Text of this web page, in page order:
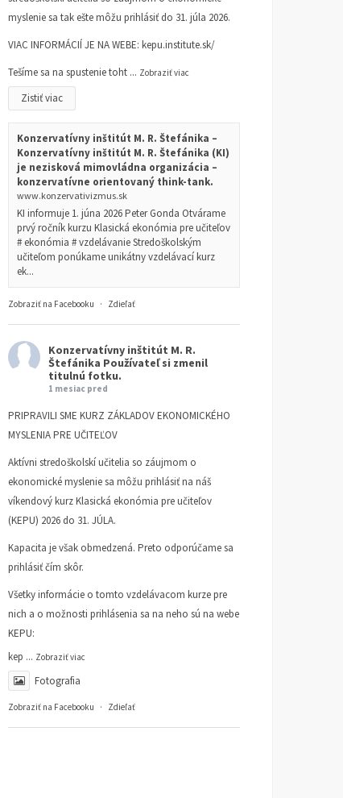
myslenie sa tak ešte môžu prihlásiť do 31. júla 2026.
VIAC INFORMÁCIÍ JE NA WEBE: kepu.institute.sk/
Tešíme sa na spustenie toht ... Zobraziť viac
Zistiť viac
Konzervatívny inštitút M. R. Štefánika –
Konzervatívny inštitút M. R. Štefánika (KI)
je nezisková mimovládna organizácia –
konzervatívne orientovaný think-tank.
www.konzervativizmus.sk
KI informuje 1. júna 2026 Peter Gonda Otvárame
prvý ročník kurzu Klasická ekonómia pre učiteľov
# ekonómia # vzdelávanie Stredoškolským
učiteľom ponúkame unikátny vzdelávací kurz
ek...
Zobraziť na Facebooku · Zdieľať
Konzervatívny inštitút M. R.
Štefánika Používateľ si zmenil
titulnú fotku.
1 mesiac pred
PRIPRAVILI SME KURZ ZÁKLADOV EKONOMICKÉHO
MYSLENIA PRE UČITEĽOV
Aktívni stredoškolskí učitelia so záujmom o
ekonomické myslenie sa môžu prihlásiť na náš
víkendový kurz Klasická ekonómia pre učiteľov
(KEPU) 2026 do 31. JÚLA.
Kapacita je však obmedzená. Preto odporúčame sa
prihlásiť čím skôr.
Všetky informácie o tomto vzdelávacom kurze pre
nich a o možnosti prihlásenia sa na neho sú na webe
KEPU:
kep ... Zobraziť viac
Fotografia
Zobraziť na Facebooku · Zdieľať